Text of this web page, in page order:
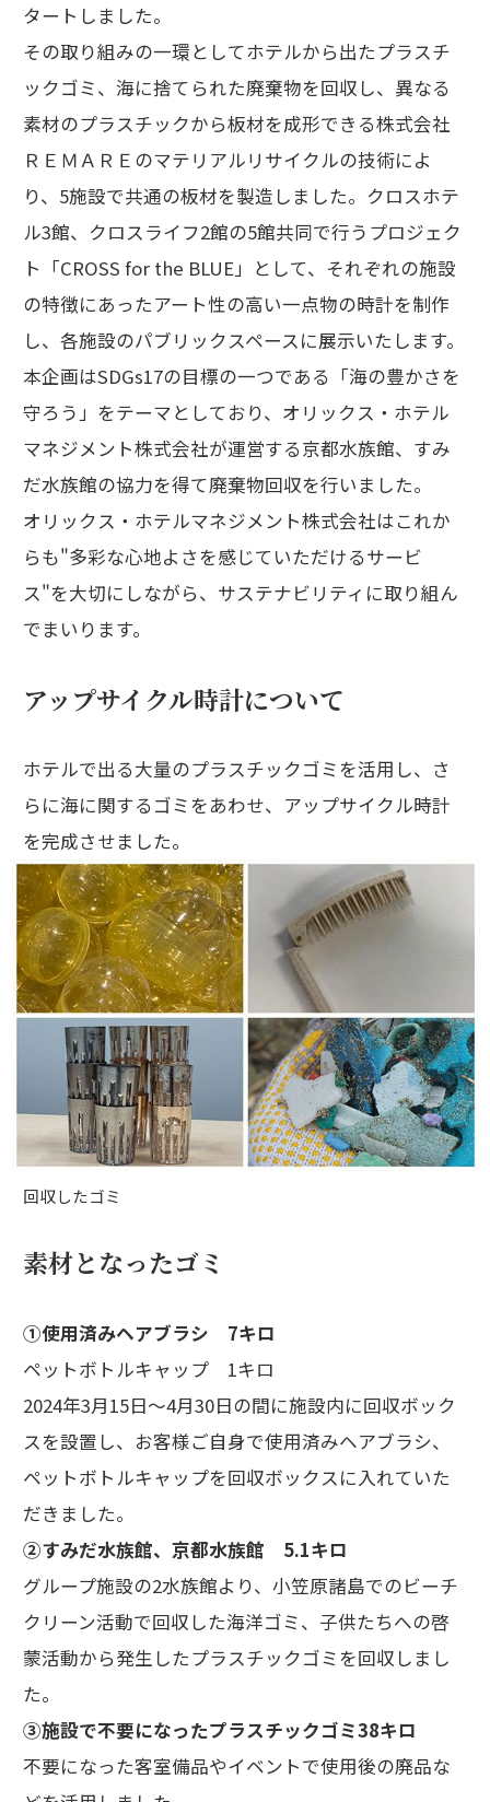
タートしました。
その取り組みの一環としてホテルから出たプラスチ
ックゴミ、海に捨てられた廃棄物を回収し、異なる
素材のプラスチックから板材を成形できる株式会社
ＲＥＭＡＲＥのマテリアルリサイクルの技術によ
り、5施設で共通の板材を製造しました。クロスホテ
ル3館、クロスライフ2館の5館共同で行うプロジェク
ト「CROSS for the BLUE」として、それぞれの施設
の特徴にあったアート性の高い一点物の時計を制作
し、各施設のパブリックスペースに展示いたします。
本企画はSDGs17の目標の一つである「海の豊かさを
守ろう」をテーマとしており、オリックス・ホテル
マネジメント株式会社が運営する京都水族館、すみ
だ水族館の協力を得て廃棄物回収を行いました。
オリックス・ホテルマネジメント株式会社はこれか
らも"多彩な心地よさを感じていただけるサービ
ス"を大切にしながら、サステナビリティに取り組ん
でまいります。
アップサイクル時計について
ホテルで出る大量のプラスチックゴミを活用し、さ
らに海に関するゴミをあわせ、アップサイクル時計
を完成させました。
回収したゴミ
素材となったゴミ
①使用済みヘアブラシ 7キロ
ペットボトルキャップ 1キロ
2024年3月15日～4月30日の間に施設内に回収ボック
スを設置し、お客様ご自身で使用済みヘアブラシ、
ペットボトルキャップを回収ボックスに入れていた
だきました。
②すみだ水族館、京都水族館 5.1キロ
グループ施設の2水族館より、小笠原諸島でのビーチ
クリーン活動で回収した海洋ゴミ、子供たちへの啓
蒙活動から発生したプラスチックゴミを回収しまし
た。
③施設で不要になったプラスチックゴミ38キロ
不要になった客室備品やイベントで使用後の廃品な